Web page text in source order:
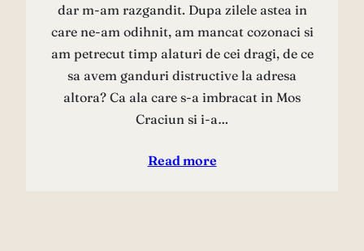
dar m-am razgandit. Dupa zilele astea in
care ne-am odihnit, am mancat cozonaci si
am petrecut timp alaturi de cei dragi, de ce
sa avem ganduri distructive la adresa
altora? Ca ala care s-a imbracat in Mos
Craciun si i-a…
Read more